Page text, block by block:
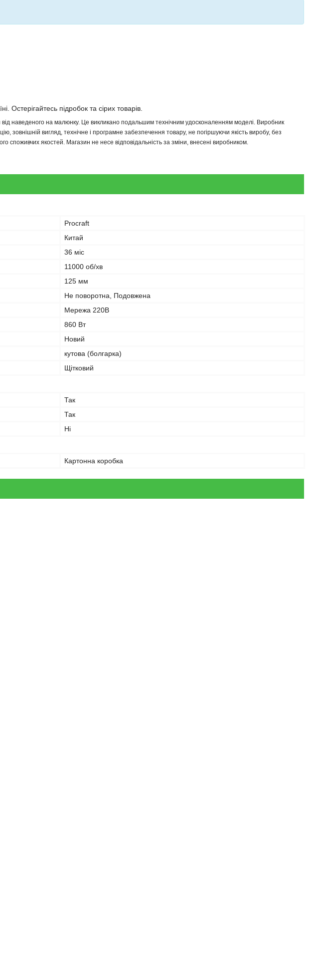
Остерігайтесь підробок та сірих товарів.
від наведеного на малюнку. Це викликано подальшим технічним удосконаленням моделі. Виробник
зовнішній вигляд, технічне і програмне забезпечення товару, не погіршуючи якість виробу, без
споживчих якостей. Магазин не несе відповідальність за зміни, внесені виробником.
Procraft
Китай
36 міс
11000 об/хв
125 мм
Не поворотна, Подовжена
Мережа 220В
860 Вт
Новий
кутова (болгарка)
Щітковий
Так
Так
Ні
Картонна коробка